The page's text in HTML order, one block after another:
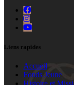
Liens rapides
Accueil
Fonds Jeune
Histoire et